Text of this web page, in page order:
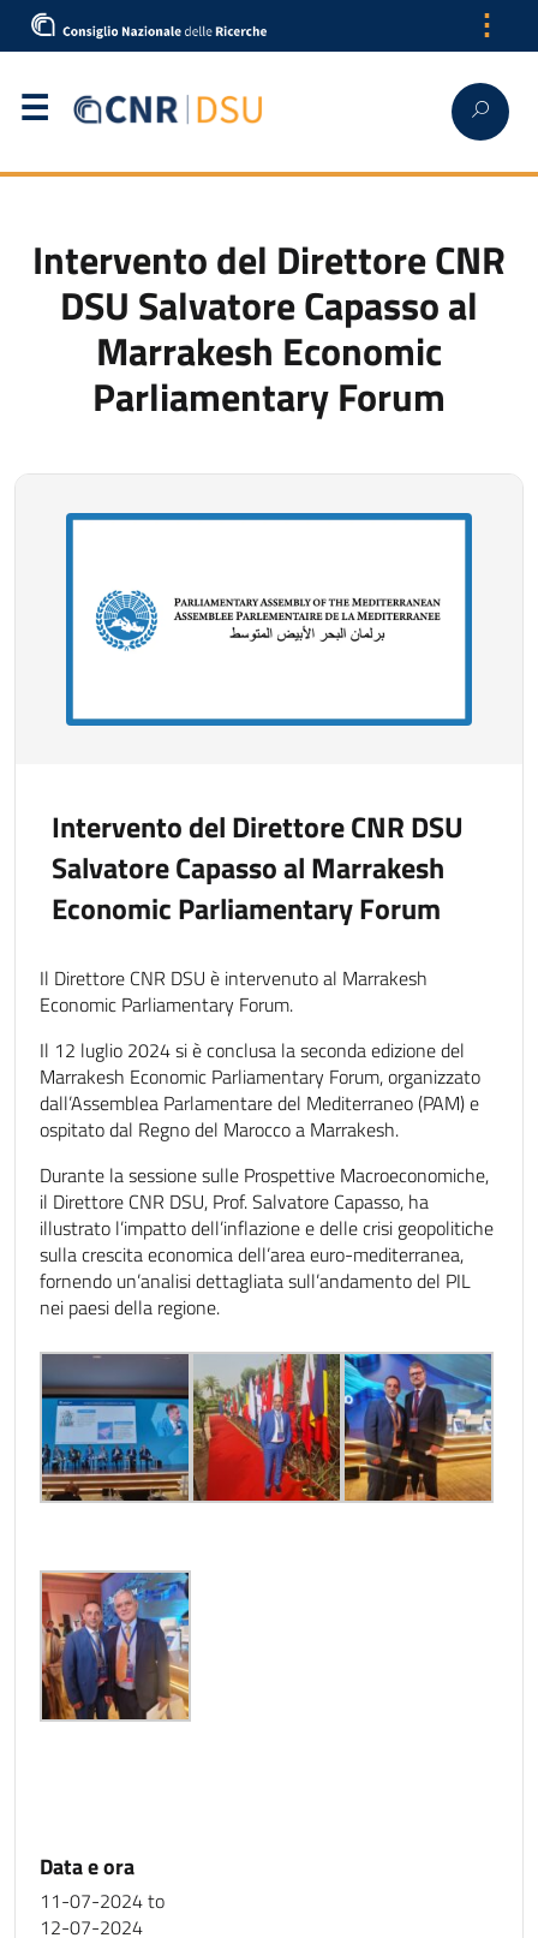
⋮
Intervento del Direttore CNR
DSU Salvatore Capasso al
Marrakesh Economic
Parliamentary Forum
Intervento del Direttore CNR DSU
Salvatore Capasso al Marrakesh
Economic Parliamentary Forum
Il Direttore CNR DSU è intervenuto al Marrakesh
Economic Parliamentary Forum.
Il 12 luglio 2024 si è conclusa la seconda edizione del
Marrakesh Economic Parliamentary Forum, organizzato
dall’Assemblea Parlamentare del Mediterraneo (PAM) e
ospitato dal Regno del Marocco a Marrakesh.
Durante la sessione sulle Prospettive Macroeconomiche,
il Direttore CNR DSU, Prof. Salvatore Capasso, ha
illustrato l’impatto dell’inflazione e delle crisi geopolitiche
sulla crescita economica dell’area euro-mediterranea,
fornendo un’analisi dettagliata sull’andamento del PIL
nei paesi della regione.
Data e ora
11-07-2024to
12-07-2024